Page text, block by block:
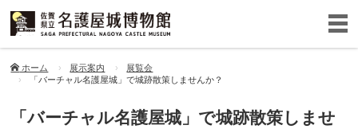
ホーム 展示案内
展覧会
「バーチャル名護屋城」で城跡散策しませんか？
「バーチャル名護屋城」で城跡散策しませ